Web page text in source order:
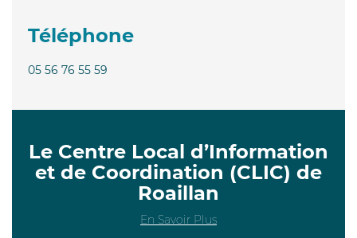
Téléphone
05 56 76 55 59
Le Centre Local d’Information
et de Coordination (CLIC) de
Roaillan
En Savoir Plus